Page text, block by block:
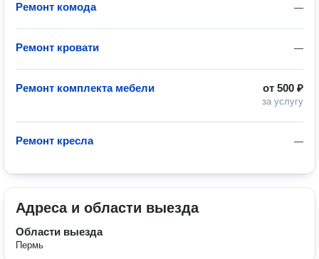
—
Ремонт комода
—
Ремонт кровати
от 500 ₽
за услугу
Ремонт комплекта мебели
—
Ремонт кресла
Адреса и области выезда
Области выезда
Пермь